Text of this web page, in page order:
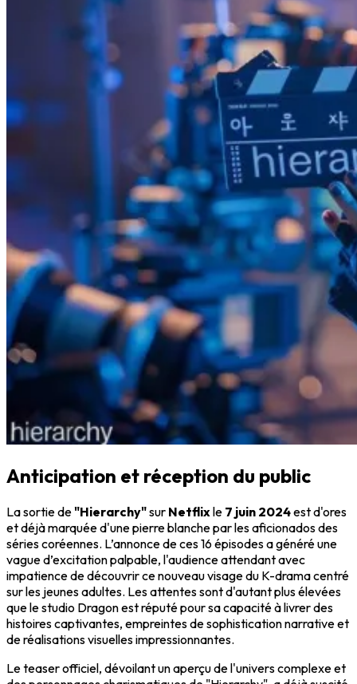
Anticipation et réception du public
La sortie de"Hierarchy"sur Netflixle 7 juin 2024est d'ores
et déjà marquée d'une pierre blanche par les aficionados des
séries coréennes. L’annonce de ces 16 épisodes a généré une
vague d’excitation palpable, l'audience attendant avec
impatience de découvrir ce nouveau visage du K-drama centré
sur les jeunes adultes. Les attentes sont d'autant plus élevées
que le studio Dragon est réputé pour sa capacité à livrer des
histoires captivantes, empreintes de sophistication narrative et
de réalisations visuelles impressionnantes.
Le teaser officiel, dévoilant un aperçu de l'univers complexe et